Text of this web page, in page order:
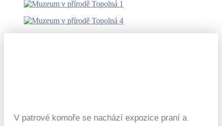
V patrové komoře se nachází expozice praní a